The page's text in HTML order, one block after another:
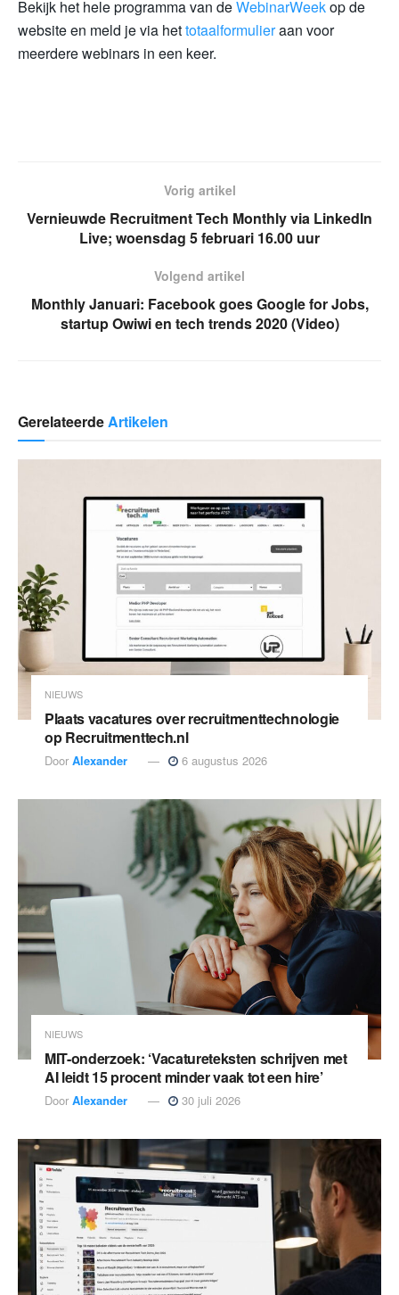
Bekijk het hele programma van deWebinarWeekop de
website en meld je via hettotaalformulieraan voor
meerdere webinars in een keer.
Vorig artikel
Vernieuwde Recruitment Tech Monthly via LinkedIn
Live; woensdag 5 februari 16.00 uur
Volgend artikel
Monthly Januari: Facebook goes Google for Jobs,
startup Owiwi en tech trends 2020 (Video)
GerelateerdeArtikelen
NIEUWS
Plaats vacatures over recruitmenttechnologie
op Recruitmenttech.nl
Door Alexander 6 augustus 2026
NIEUWS
MIT-onderzoek: ‘Vacatureteksten schrijven met
AI leidt 15 procent minder vaak tot een hire’
Door Alexander 30 juli 2026